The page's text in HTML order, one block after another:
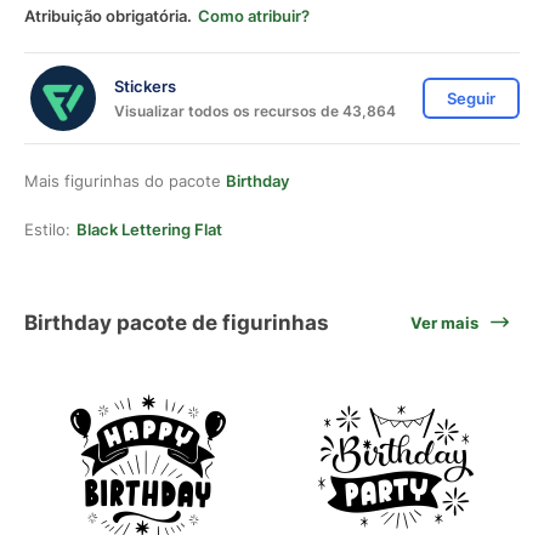
Atribuição obrigatória. Como atribuir?
Stickers
Visualizar todos os recursos de 43,864
Seguir
Mais figurinhas do pacote Birthday
Estilo: Black Lettering Flat
Birthday pacote de figurinhas Ver mais